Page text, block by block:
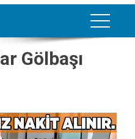
Gölbaşı